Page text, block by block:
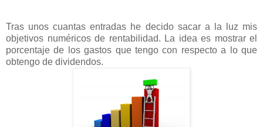
Tras unos cuantas entradas he decido sacar a la luz mis
objetivos numéricos de rentabilidad. La idea es mostrar el
porcentaje de los gastos que tengo con respecto a lo que
obtengo de dividendos.